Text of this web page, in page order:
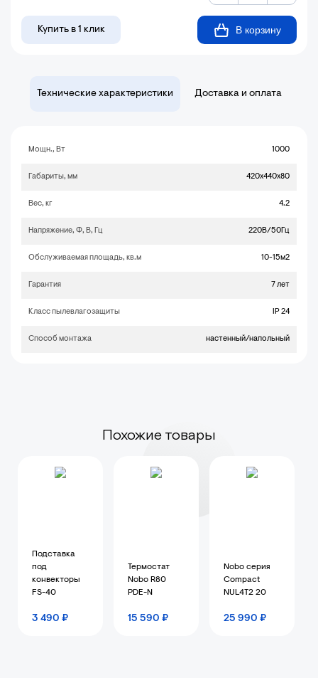
Купить в 1 клик В корзину
Технические характеристики Доставка и оплата
Мощн., Вт 1000
Габариты, мм 420х440х80
Вес, кг 4.2
Напряжение, Ф, В, Гц 220В/50Гц
Обслуживаемая площадь, кв.м 10-15м2
Гарантия 7 лет
Класс пылевлагозащиты IP 24
Способ монтажа настенный/напольный
Похожие товары
Подставка
под
конвекторы
FS-40
3 490 ₽
Термостат
Nobo R80
PDE-N
15 590 ₽
Nobo серия
Compact
NUL4T2 20
25 990 ₽